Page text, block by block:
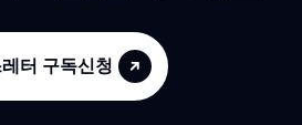
터 구독신청